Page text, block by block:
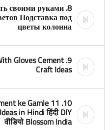
своими руками
Подставка под
цветы колонна
Gloves Cement
Craft Ideas
ke Gamle
in Hindi हिंदी DIY
वीडियो Blossom India